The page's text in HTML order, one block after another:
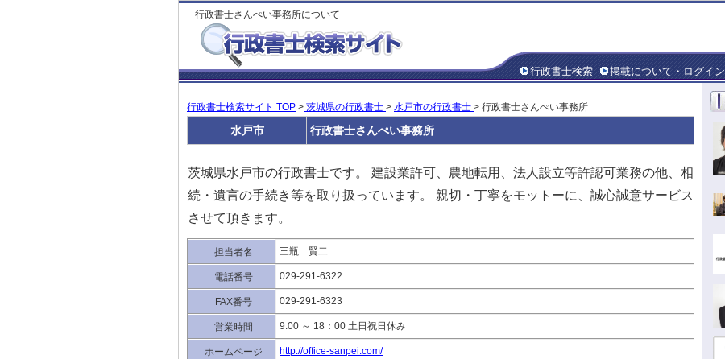
行政書士さんぺい事務所について
行政書士検索 掲載について・ログイン
行政書士検索サイト TOP > 茨城県の行政書士 > 水戸市の行政書士 > 行政書士さんぺい事務所
水戸市 行政書士さんぺい事務所
茨城県水戸市の行政書士です。 建設業許可、農地転用、法人設立等許認可業務の他、相
続・遺言の手続き等を取り扱っています。 親切・丁寧をモットーに、誠心誠意サービス
させて頂きます。
担当者名 三瓶 賢二
電話番号 029-291-6322
FAX番号 029-291-6323
営業時間 9:00 ～ 18：00 土日祝日休み
ホームページ http://office-sanpei.com/